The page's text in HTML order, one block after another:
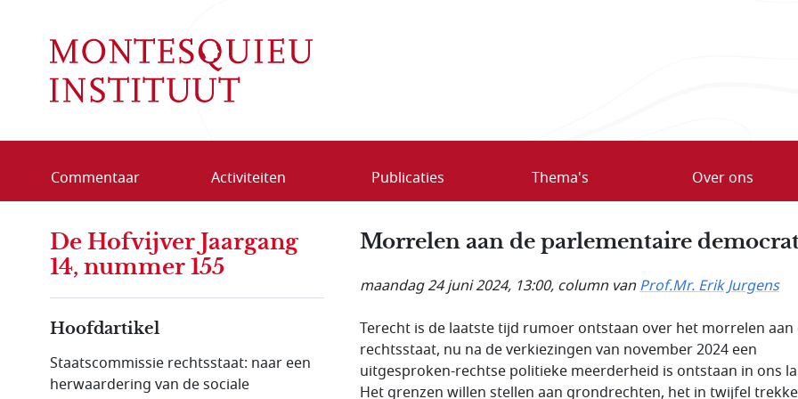
Commentaar Activiteiten Publicaties Thema's Over ons
Morrelen aan de parlementaire
maandag 24 juni 2024, 13:00, column vanProf.Mr. Erik Jurgens
Terecht is de laatste tijd rumoer ontstaan over het morrelen aan
rechtsstaat, nu na de verkiezingen van november 2024 een
uitgesproken-rechtse politieke meerderheid is ontstaan in ons
Het grenzen willen stellen aan grondrechten, het in twijfel
De Hofvijver Jaargang
14, nummer 155
Hoofdartikel
Staatscommissie rechtsstaat: naar een
herwaardering van de sociale